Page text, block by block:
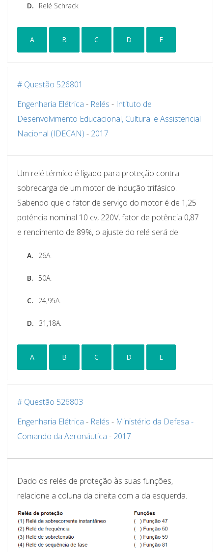
D. Relé Schrack
A B C D E
# Questão 526801
Engenharia Elétrica - Relés - Intituto de
Desenvolvimento Educacional, Cultural e Assistencial
Nacional (IDECAN) - 2017
Um relé térmico é ligado para proteção contra
sobrecarga de um motor de indução trifásico.
Sabendo que o fator de serviço do motor é de 1,25
potência nominal 10 cv, 220V, fator de potência 0,87
e rendimento de 89%, o ajuste do relé será de:
A. 26A.
B. 50A.
C. 24,95A.
D. 31,18A.
A B C D E
# Questão 526803
Engenharia Elétrica - Relés - Ministério da Defesa -
Comando da Aeronáutica - 2017
Dado os relés de proteção às suas funções,
relacione a coluna da direita com a da esquerda.